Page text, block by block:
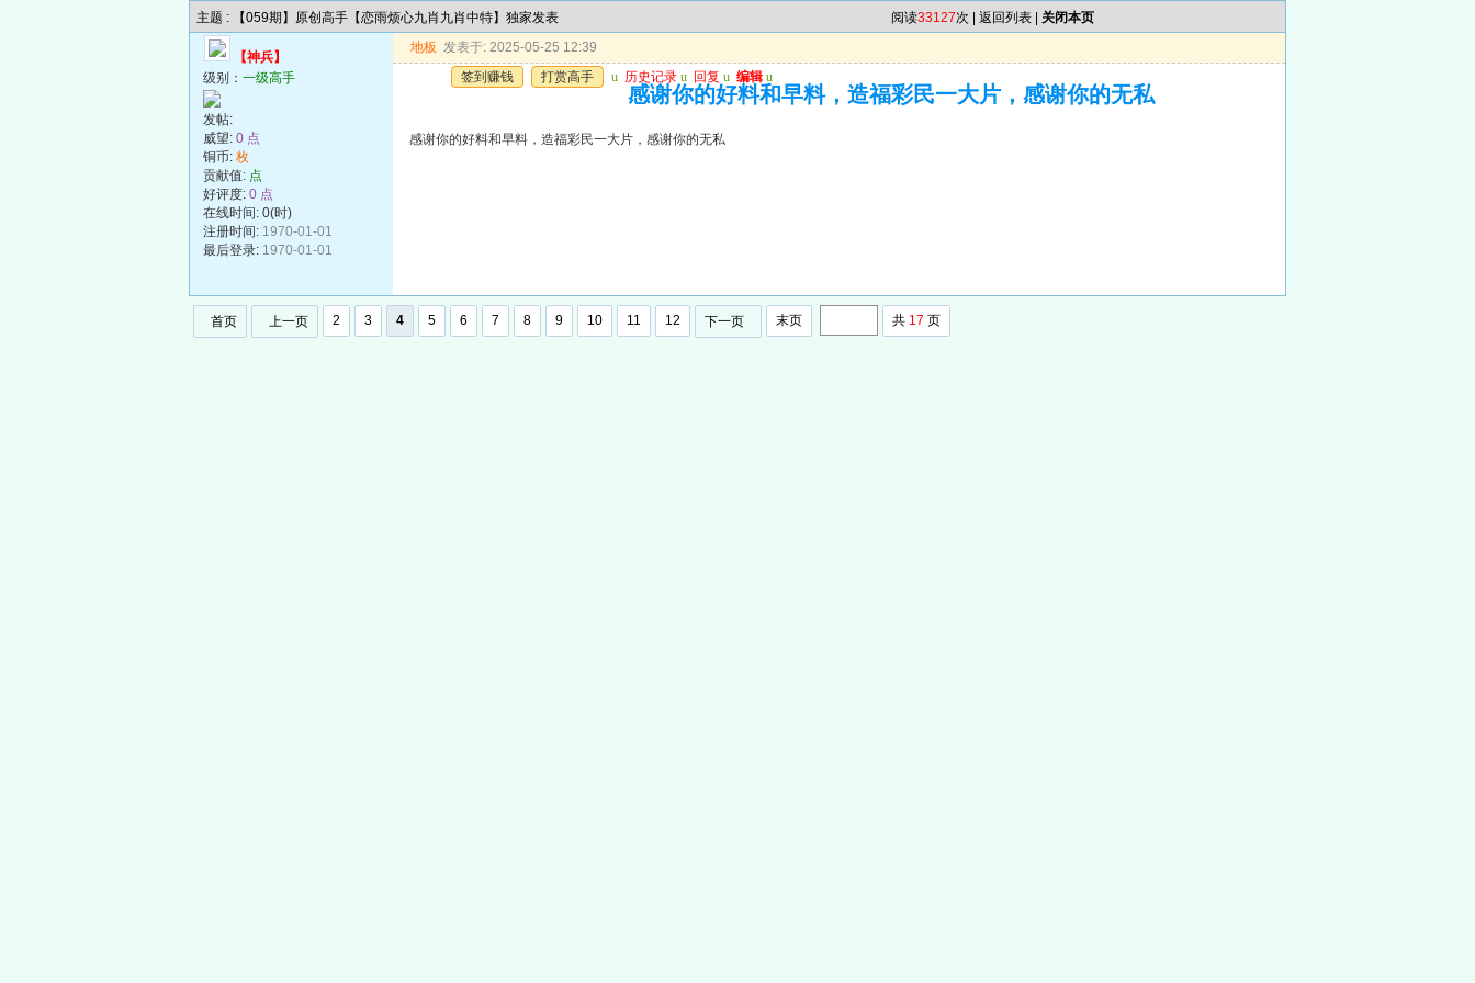
主题 : 【059期】原创高手【恋雨烦心九肖九肖中特】独家发表 阅读33127次 | 返回列表 关闭本页
【神兵】
级别： 一级高手
发帖:
威望: 0 点
铜币: 枚
贡献值: 点
好评度: 0 点
在线时间: 0(时)
注册时间: 1970-01-01
最后登录: 1970-01-01
地板 发表于: 2025-05-25 12:39
签到赚钱
打赏高手 u 历史记录 u 回复 u 编辑 u
感谢你的好料和早料，造福彩民一大片，感谢你的无私
感谢你的好料和早料，造福彩民一大片，感谢你的无私
首页 上一页 2 3 4 5 6 7 8 9 10 11 12 下一页 末页 共 17 页